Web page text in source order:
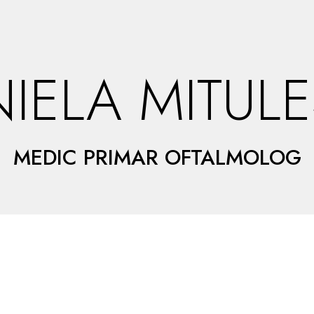
MEDIC PRIMAR OFTALMOLOG